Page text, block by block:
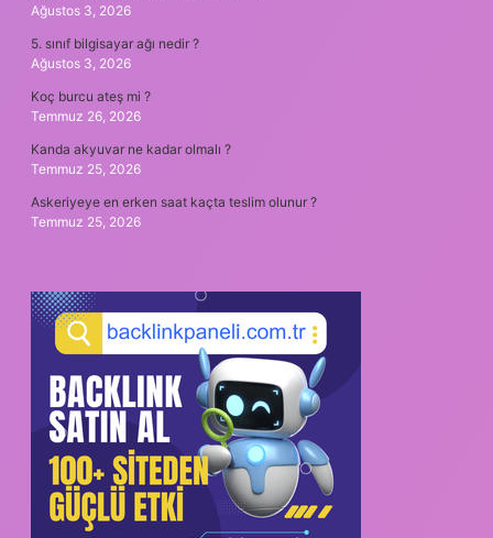
Ağustos 3, 2026
5. sınıf bilgisayar ağı nedir ?
Ağustos 3, 2026
Koç burcu ateş mi ?
Temmuz 26, 2026
Kanda akyuvar ne kadar olmalı ?
Temmuz 25, 2026
Askeriyeye en erken saat kaçta teslim olunur ?
Temmuz 25, 2026